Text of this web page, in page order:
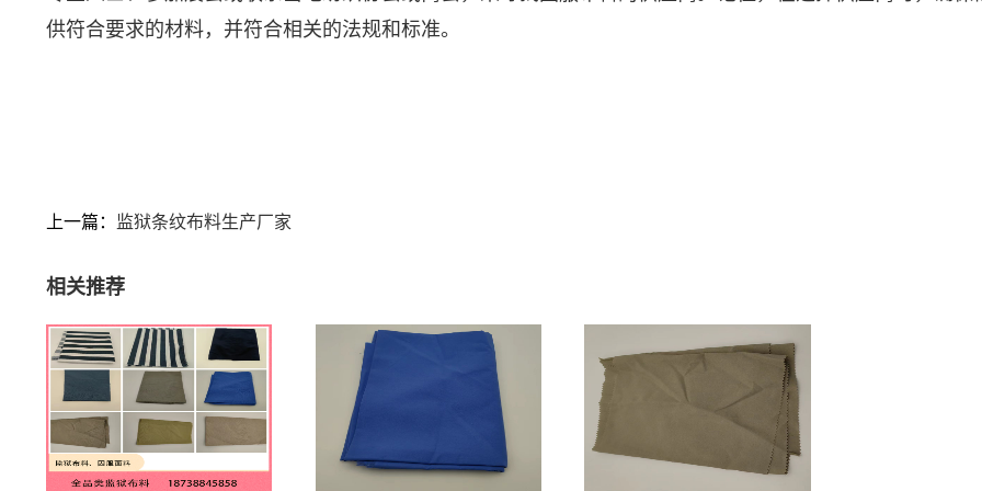
供符合要求的材料，并符合相关的法规和标准。
上一篇： 监狱条纹布料生产厂家
相关推荐